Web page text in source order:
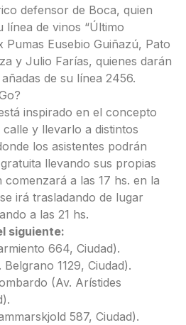
defensor de Boca, quien
línea de vinos “Último
Pumas Eusebio Guiñazú, Pato
y Julio Farías, quienes darán
de su línea 2456.
inspirado en el concepto
calle y llevarlo a distintos
los asistentes podrán
llevando sus propias
comenzará a las 17 hs. en la
irá trasladando de lugar
a las 21 hs.
siguiente:
664, Ciudad).
1129, Ciudad).
(Av. Arístides
587, Ciudad).